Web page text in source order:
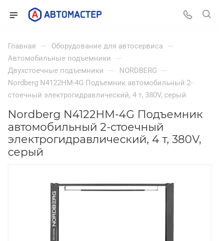
Главная — Оборудование для автосервиса —
Автомобильные подъемники —
Двухстоечные подъемники — NORDBERG —
Nordberg N4122HM-4G Подъемник автомобильный 2-
стоечный электрогидравлический, 4 т, 380V, серый
Nordberg N4122HM-4G Подъемник
автомобильный 2-стоечный
электрогидравлический, 4 т, 380V,
серый